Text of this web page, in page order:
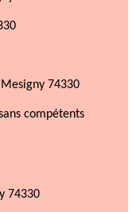
74330
compétents
74330